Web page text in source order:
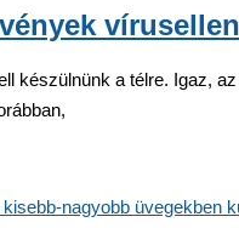
készülnünk a télre. Igaz,